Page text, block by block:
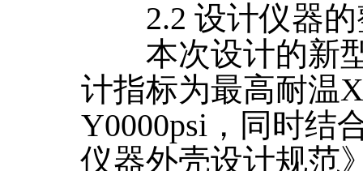
2.2 设计仪器的
本次设计的新型
计指标为最高耐温
Y0000psi，同时结
仪器外壳设计规范